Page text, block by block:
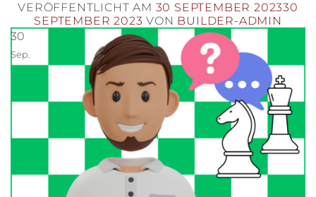
VERÖFFENTLICHT AM 30 SEPTEMBER 202330
SEPTEMBER 2023 VON BUILDER-ADMIN
30
Sep.